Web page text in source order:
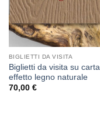
BIGLIETTI DA VISITA
Biglietti da visita su carta
effetto legno naturale
70,00 €